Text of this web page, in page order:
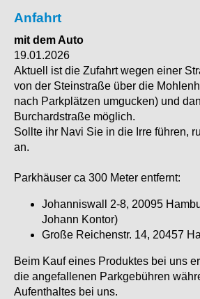
Anfahrt
mit dem Auto
19.01.2026
Aktuell ist die Zufahrt wegen einer
von der Steinstraße über die
nach Parkplätzen umgucken) und
Burchardstraße möglich.
Sollte ihr Navi Sie in die Irre führen,
an.
Parkhäuser ca 300 Meter entfernt:
Johanniswall 2-8, 20095
Johann Kontor)
Große Reichenstr. 14, 20457
Beim Kauf eines Produktes bei uns
die angefallenen Parkgebühren
Aufenthaltes bei uns.